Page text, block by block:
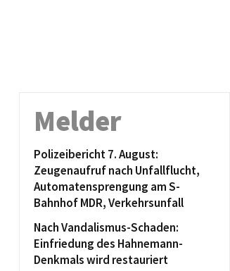
Melder
Polizeibericht 7. August:
Zeugenaufruf nach Unfallflucht,
Automatensprengung am S-
Bahnhof MDR, Verkehrsunfall
Nach Vandalismus-Schaden:
Einfriedung des Hahnemann-
Denkmals wird restauriert